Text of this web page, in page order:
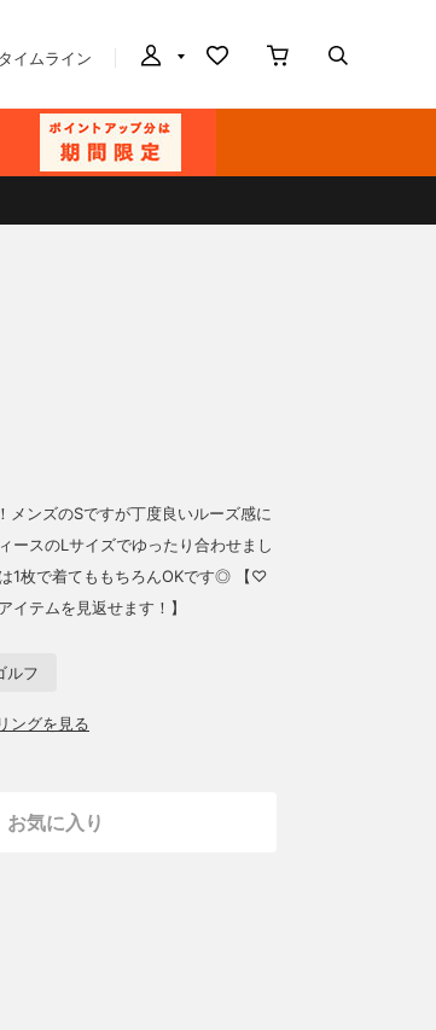
タイムライン
メンズのSですが丁度良いルーズ感に
ースのLサイズでゆったり合わせまし
1枚で着てももちろんOKです◎ 【♡
イテムを見返せます！】
ルフ
ングを見る
お気に入り